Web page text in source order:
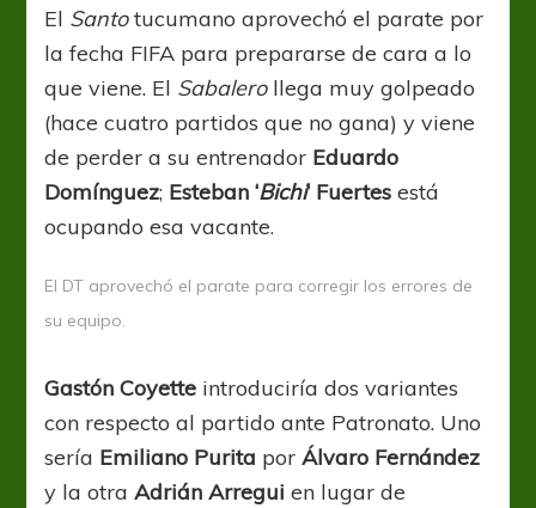
El Santotucumano aprovechó el parate por
la fecha FIFA para prepararse de cara a lo
que viene. El Sabalerollega muy golpeado
(hace cuatro partidos que no gana) y viene
de perder a su entrenador Eduardo
Domínguez; Esteban ‘Bichi‘ Fuertes está
ocupando esa vacante.
El DT aprovechó el parate para corregir los errores de
su equipo.
Gastón Coyette introduciría dos variantes
con respecto al partido ante Patronato. Uno
sería Emiliano Purita porÁlvaro Fernández
y la otraAdrián Arregui en lugar de